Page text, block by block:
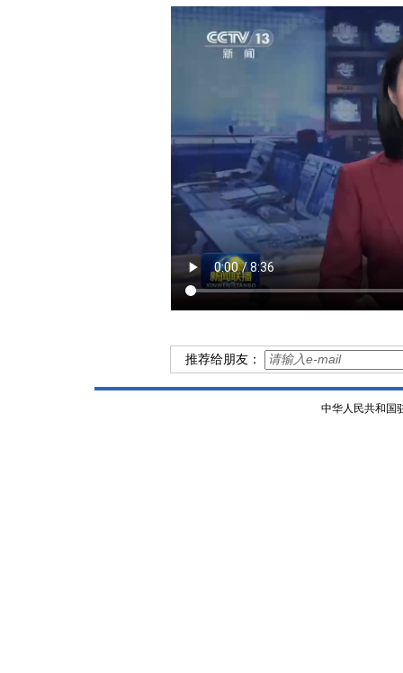
推荐给朋友：
中华人民共和国